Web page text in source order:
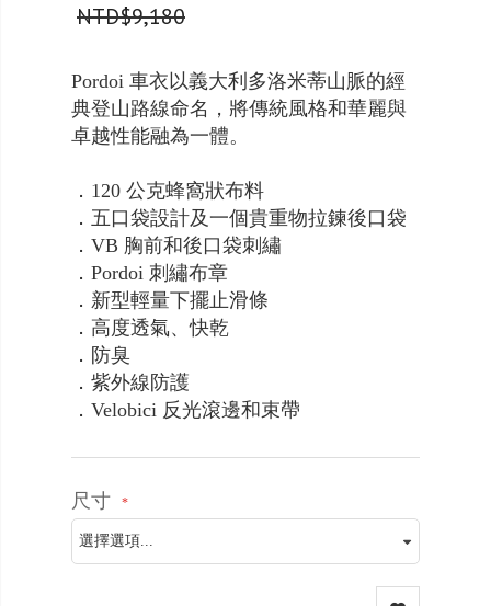
NTD$9,180
Pordoi 車衣以義大利多洛米蒂山脈的經
典登山路線命名，將傳統風格和華麗與
卓越性能融為一體。
．120 公克蜂窩狀布料
．五口袋設計及一個貴重物拉鍊後口袋
．VB 胸前和後口袋刺繡
．Pordoi 刺繡布章
．新型輕量下擺止滑條
．高度透氣、快乾
．防臭
．紫外線防護
．Velobici 反光滾邊和束帶
尺寸